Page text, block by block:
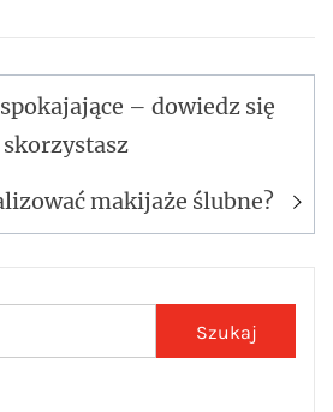
– dowiedz się
makijaże ślubne?